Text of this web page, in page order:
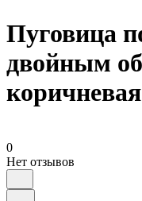
Пуговица
двойным
0
Нет отзывов